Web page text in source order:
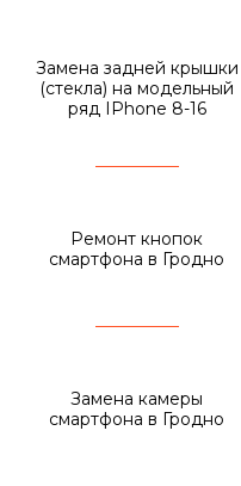
Замена задней крышки
(стекла) на модельный
ряд IPhone 8-16
Ремонт кнопок
смартфона в Гродно
Замена камеры
смартфона в Гродно